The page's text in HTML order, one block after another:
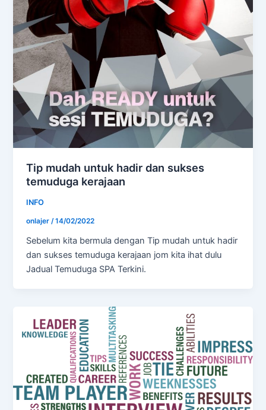
Tip mudah untuk hadir dan sukses
temuduga kerajaan
INFO
onlajer /14/02/2022
Sebelum kita bermula dengan Tip mudah untuk hadir
dan sukses temuduga kerajaan jom kita ihat dulu
Jadual Temuduga SPA Terkini.